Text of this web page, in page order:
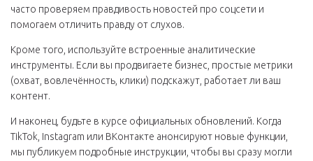
часто проверяем правдивость новостей про соцсети и
помогаем отличить правду от слухов.
Кроме того, используйте встроенные аналитические
инструменты. Если вы продвигаете бизнес, простые метрики
(охват, вовлечённость, клики) подскажут, работает ли ваш
контент.
И наконец, будьте в курсе официальных обновлений. Когда
TikTok, Instagram или ВКонтакте анонсируют новые функции,
мы публикуем подробные инструкции, чтобы вы сразу могли